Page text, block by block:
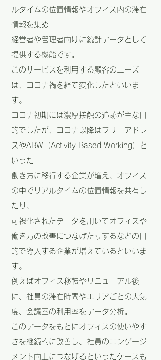
ルタイムの位置情報やオフィス内の滞在
情報を集め
経営者や管理者向けに統計データとして
提供する機能です。
このサービスを利用する顧客のニーズ
は、コロナ禍を経て変化したといいま
す。
コロナ初期には濃厚接触の追跡が主な目
的でしたが、コロナ以降はフリーアドレ
スやABW（Activity Based Working）と
いった
働き方に移行する企業が増え、オフィス
の中でリアルタイムの位置情報を共有し
たり、
可視化されたデータを用いてオフィスや
働き方の改善につなげたりするなどの目
的で導入する企業が増えているといいま
す。
例えばオフィス移転やリニューアル後
に、社員の滞在時間やエリアごとの人気
度、会議室の利用率をデータ分析。
このデータをもとにオフィスの使いやす
さを継続的に改善し、社員のエンゲージ
メント向上につなげるといったケースも